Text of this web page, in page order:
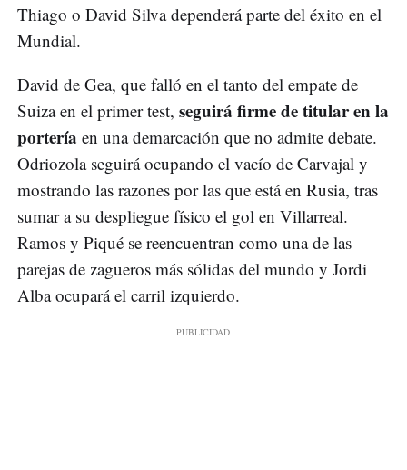
Thiago o David Silva dependerá parte del éxito en el
Mundial.
David de Gea, que falló en el tanto del empate de
Suiza en el primer test, seguirá firme de titular en la
portería en una demarcación que no admite debate.
Odriozola seguirá ocupando el vacío de Carvajal y
mostrando las razones por las que está en Rusia, tras
sumar a su despliegue físico el gol en Villarreal.
Ramos y Piqué se reencuentran como una de las
parejas de zagueros más sólidas del mundo y Jordi
Alba ocupará el carril izquierdo.